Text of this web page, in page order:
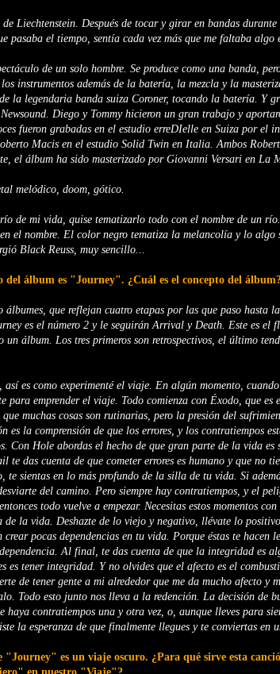
Liechtenstein. Después de tocar y girar en bandas durante
pasaba el tiempo, sentía cada vez más que me faltaba algo
de un solo hombre. Se produce como una banda,
instrumentos además de la batería, la mezcla y la
la legendaria banda suiza Coroner, tocando la batería. Y
Diego y Tommy hicieron un gran trabajo y
fueron grabadas en el estudio erreDIelle en Suiza por el
Macis en el estudio Solid Twin en Italia. Ambos
el álbum ha sido masterizado por Giovanni Versari en La
melódico, doom, gótico.
de mi vida, quise tematizarlo todo con el nombre de un
el nombre. El color negro tematiza la melancolía y lo algo
Black Reuss, muy sencillo...
álbum es "Journey". ¿Cuál es el concepto del
álbumes, que reflejan cuatro etapas por las que paso hasta
es el número 2 y le seguirán Arrival y Death. Este es el
un álbum. Los tres primeros son retrospectivos, el último
es como experimenté el viaje. En algún momento,
para emprender el viaje. Todo comienza con Éxodo, que
muchas cosas son rutinarias, pero la presión del
es la comprensión de que los errores, y los contratiempos
Con Hole abordas el hecho de que gran parte de la vida es
das cuenta de que cometer errores es humano y que no
te sientas en lo más profundo de la silla de tu vida. Si
del camino. Pero siempre hay contratiempos, y el
todo vuelve a empezar. Necesitas estos momentos
de la vida. Deshazte de lo viejo y negativo, llévate lo
crear pocas dependencias en tu vida. Porque éstas te hacen
Al final, te das cuenta de que la integridad es
es tener integridad. Y no olvides que el afecto es el
de tener gente a mi alrededor que me da mucho afecto y
Todo esto junto nos lleva a la redención. La decisión de
contratiempos una y otra vez, o, aunque lleves para
la esperanza de que finalmente llegues y te conviertas en
es un viaje oscuro. ¿Para qué sirve esta